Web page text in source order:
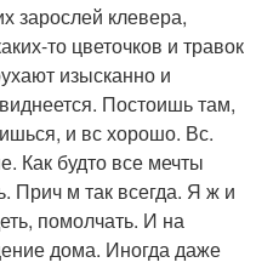
зарослей клевера,
то цветочков и травок
изысканно и
Постоишь там,
и вс хорошо. Вс.
Как будто все мечты
Прич м так всегда. Я ж и
помолчать. И на
дома. Иногда даже